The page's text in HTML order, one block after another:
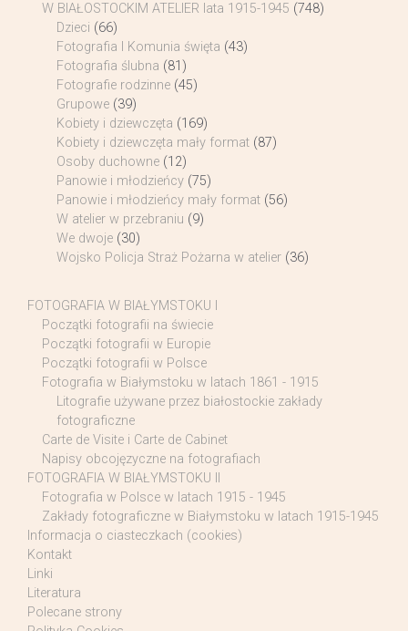
W BIAŁOSTOCKIM ATELIER lata 1915-1945 (748)
Dzieci (66)
Fotografia I Komunia święta (43)
Fotografia ślubna (81)
Fotografie rodzinne (45)
Grupowe (39)
Kobiety i dziewczęta (169)
Kobiety i dziewczęta mały format (87)
Osoby duchowne (12)
Panowie i młodzieńcy (75)
Panowie i młodzieńcy mały format (56)
W atelier w przebraniu (9)
We dwoje (30)
Wojsko Policja Straż Pożarna w atelier (36)
FOTOGRAFIA W BIAŁYMSTOKU I
Początki fotografii na świecie
Początki fotografii w Europie
Początki fotografii w Polsce
Fotografia w Białymstoku w latach 1861 - 1915
Litografie używane przez białostockie zakłady
fotograficzne
Carte de Visite i Carte de Cabinet
Napisy obcojęzyczne na fotografiach
FOTOGRAFIA W BIAŁYMSTOKU II
Fotografia w Polsce w latach 1915 - 1945
Zakłady fotograficzne w Białymstoku w latach 1915-1945
Informacja o ciasteczkach (cookies)
Kontakt
Linki
Literatura
Polecane strony